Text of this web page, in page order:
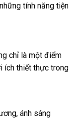
tính năng tiện
chỉ là một điểm
ích thiết thực trong
ánh sáng